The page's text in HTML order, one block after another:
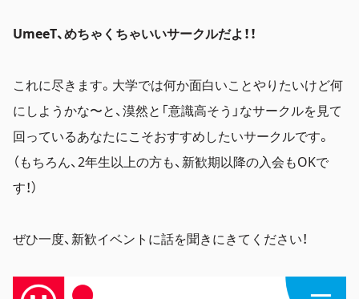
UmeeT、めちゃくちゃいいサークルだよ！！
これに尽きます。大学では何か面白いことやりたいけど何
にしようかな〜と、漠然と「意識高そう」なサークルを見て
回っているあなたにこそおすすめしたいサークルです。
（もちろん、2年生以上の方も、新歓期以降の入会もOKで
す！）
ぜひ一度、新歓イベントに話を聞きにきてください！